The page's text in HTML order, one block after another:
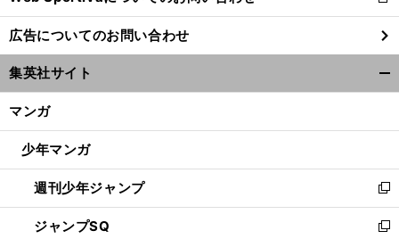
し
い
ウ
ィ
ン
ウ
開
く
広告についてのお問い合わせ
集英社サイト
マンガ
少年マンガ
週刊少年ジャンプ
新
し
い
ジャンプSQ
新